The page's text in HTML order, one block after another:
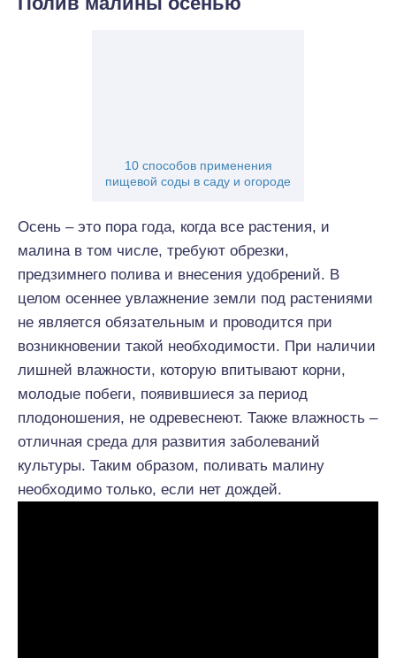
10 способов применения
пищевой соды в саду и огороде
Осень – это пора года, когда все растения, и
малина в том числе, требуют обрезки,
предзимнего полива и внесения удобрений. В
целом осеннее увлажнение земли под растениями
не является обязательным и проводится при
возникновении такой необходимости. При наличии
лишней влажности, которую впитывают корни,
молодые побеги, появившиеся за период
плодоношения, не одревеснеют. Также влажность –
отличная среда для развития заболеваний
культуры. Таким образом, поливать малину
необходимо только, если нет дождей.